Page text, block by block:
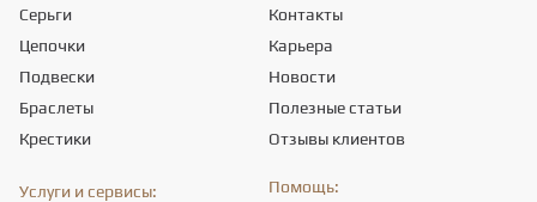
Серьги
Цепочки
Подвески
Браслеты
Крестики
Контакты
Карьера
Новости
Полезные статьи
Отзывы клиентов
Услуги и сервисы:
Помощь: